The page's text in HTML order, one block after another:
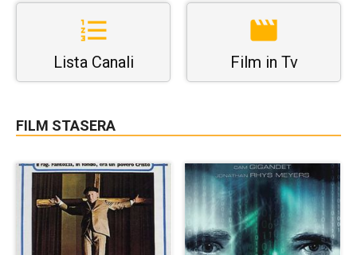
Lista Canali Film in Tv
FILM STASERA